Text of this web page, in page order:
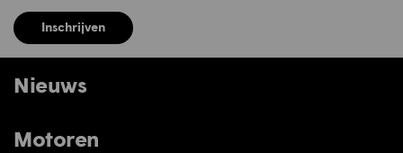
Inschrijven
Nieuws
Motoren